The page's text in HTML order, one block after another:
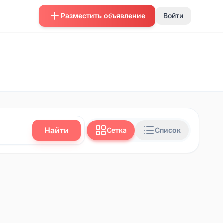
Разместить объявление Войти
Найти Сетка Список